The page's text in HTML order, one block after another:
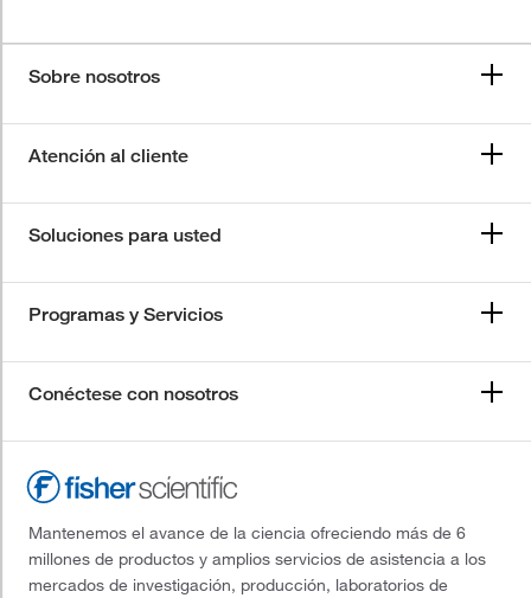
Sobre nosotros
Atención al cliente
Soluciones para usted
Programas y Servicios
Conéctese con nosotros
Mantenemos el avance de la ciencia ofreciendo más de 6
millones de productos y amplios servicios de asistencia a los
mercados de investigación, producción, laboratorios de